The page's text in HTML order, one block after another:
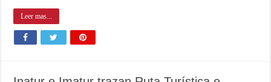
Leer mas...